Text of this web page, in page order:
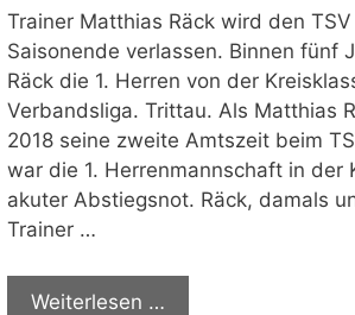
Trainer Matthias Räck wird den
Saisonende verlassen. Binnen fünf
Räck die 1. Herren von der
Verbandsliga. Trittau. Als Matthias
2018 seine zweite Amtszeit beim
war die 1. Herrenmannschaft in der
akuter Abstiegsnot. Räck, damals
Trainer …
Weiterlesen …